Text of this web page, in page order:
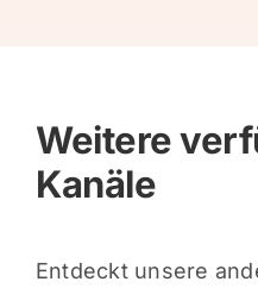
Weitere
Kanäle
Entdeckt unsere